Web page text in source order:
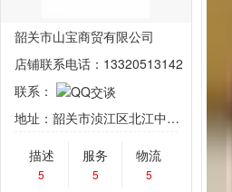
韶关市山宝商贸有限公司
店铺联系电话：13320513142
联系：
地址：韶关市浈江区北江中路1号枫景园商铺首 层14号
描述
5
服务
5
物流
5